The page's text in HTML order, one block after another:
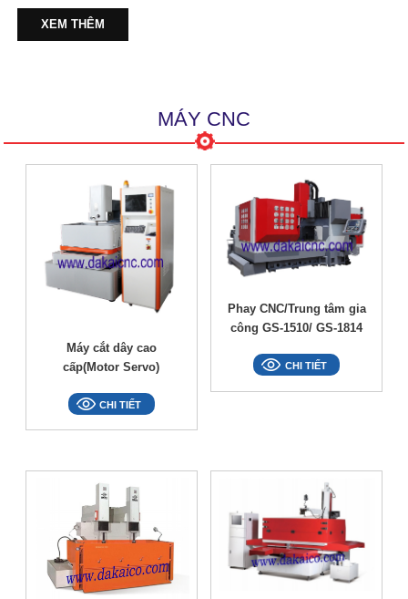
XEM THÊM
MÁY CNC
Máy cắt dây cao
cấp(Motor Servo)
CHI TIẾT
Phay CNC/Trung tâm gia
công GS-1510/ GS-1814
CHI TIẾT